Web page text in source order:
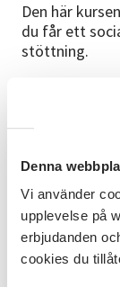
Denna
Vi använder
upplevelse på
erbjudanden
cookies du
Den här
du får ett
stöttning.
Nutidsfrågor
Kortare texter
Lättlästa
Bilder
Spel